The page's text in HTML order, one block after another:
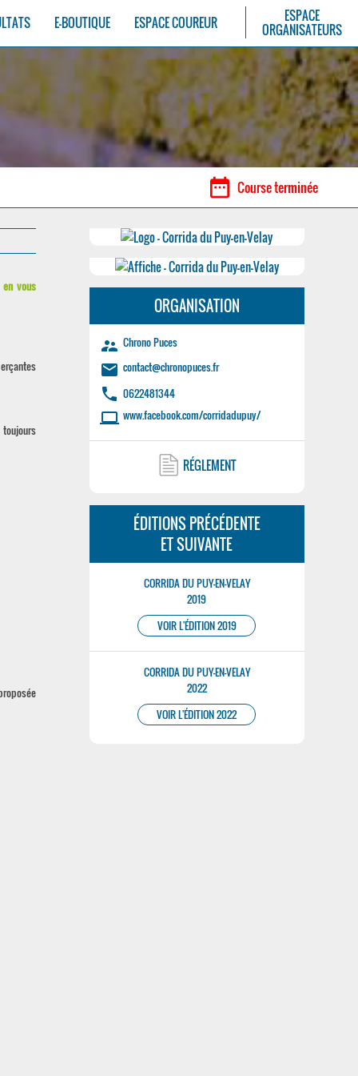
E-BOUTIQUE ESPACE COUREUR
ESPACE
ORGANISATEURS
date_range Course terminée
vous
toujours
ORGANISATION
supervisor_account Chrono Puces
email contact@chronopuces.fr
phone 0622481344
laptop www.facebook.com/corridadupuy/
RÉGLEMENT
ÉDITIONS PRÉCÉDENTE
ET SUIVANTE
CORRIDA DU PUY-EN-VELAY
2019
VOIR L'ÉDITION 2019
CORRIDA DU PUY-EN-VELAY
2022
VOIR L'ÉDITION 2022